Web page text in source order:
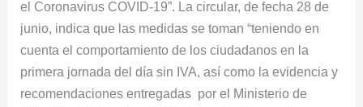
el Coronavirus COVID-19”. La circular, de fecha 28 de
junio, indica que las medidas se toman “teniendo en
cuenta el comportamiento de los ciudadanos en la
primera jornada del día sin IVA, así como la evidencia y
recomendaciones entregadas por el Ministerio de